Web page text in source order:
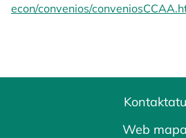
econ/convenios/
Kontaktatu
Web mapa